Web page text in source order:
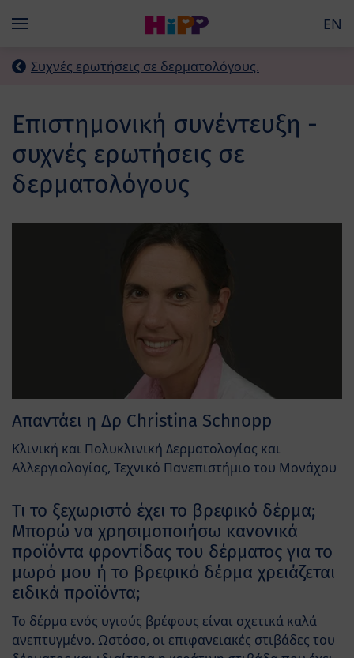
Menü EN
Συχνές ερωτήσεις σε δερματολόγους.
Επιστημονική συνέντευξη -
συχνές ερωτήσεις σε
δερματολόγους
Απαντάει η Δρ Christina Schnopp
Κλινική και Πολυκλινική Δερματολογίας και
Αλλεργιολογίας, Τεχνικό Πανεπιστήμιο του Μονάχου
Τι το ξεχωριστό έχει το βρεφικό δέρμα;
Μπορώ να χρησιμοποιήσω κανονικά
προϊόντα φροντίδας του δέρματος για το
μωρό μου ή το βρεφικό δέρμα χρειάζεται
ειδικά προϊόντα;
Το δέρμα ενός υγιούς βρέφους είναι σχετικά καλά
ανεπτυγμένο. Ωστόσο, οι επιφανειακές στιβάδες του